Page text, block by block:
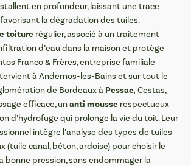
en profondeur, laissant une trace
la dégradation des tuiles.
toiture régulier, associé à un traitement
d’eau dans la maison et protège
Franco & Frères, entreprise familiale
à Andernos-les-Bains et sur tout le
de Bordeaux à Pessac, Cestas,
efficace, unanti mousse respectueux
d’hydrofuge qui prolonge la vie du toit. Leur
intègre l’analyse des types de tuiles
(tuile canal, béton, ardoise) pour choisir le
bonne pression, sans endommager la